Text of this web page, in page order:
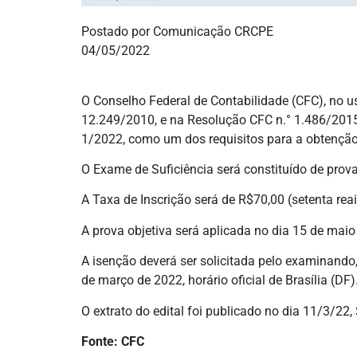
Postado por Comunicação CRCPE
04/05/2022
O Conselho Federal de Contabilidade (CFC), no
12.249/2010, e na Resolução CFC n.° 1.486/
1/2022, como um dos requisitos para a
O Exame de Suficiência será constituído de
A Taxa de Inscrição será de R$70,00 (setenta
A prova objetiva será aplicada no dia 15 de
A isenção deverá ser solicitada pelo
de março de 2022, horário oficial de Brasília (DF).
O extrato do edital foi publicado no dia 11/3/22,
Fonte: CFC